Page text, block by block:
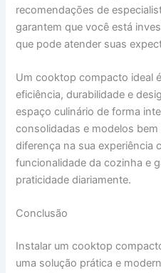
recomendações de
garantem que você está
que pode atender suas
Um cooktop compacto ideal
eficiência, durabilidade e
espaço culinário de forma
consolidadas e modelos
diferença na sua experiência
funcionalidade da cozinha e
praticidade diariamente.
Conclusão
Instalar um cooktop
uma solução prática e